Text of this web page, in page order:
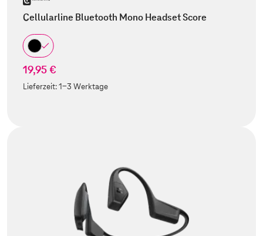
Cellularline Bluetooth Mono Headset Score
19,95 €
Lieferzeit:1-3 Werktage